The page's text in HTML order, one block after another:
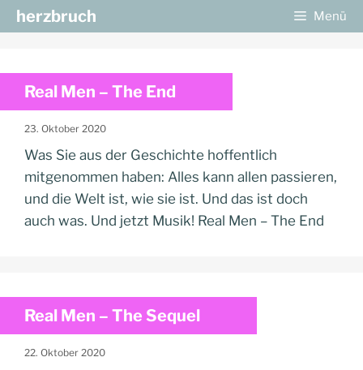
Zum
Inhalt
herzbruch Menü
Real Men – The End
23. Oktober 2020
Was Sie aus der Geschichte hoffentlich
mitgenommen haben: Alles kann allen passieren,
und die Welt ist, wie sie ist. Und das ist doch
auch was. Und jetzt Musik! Real Men – The End
Real Men – The Sequel
22. Oktober 2020